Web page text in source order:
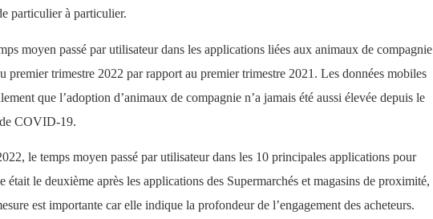
particulier à particulier.
moyen passé par utilisateur dans les applications liées aux animaux de compagnie
premier trimestre 2022 par rapport au premier trimestre 2021. Les données mobiles
que l’adoption d’animaux de compagnie n’a jamais été aussi élevée depuis le
COVID-19.
le temps moyen passé par utilisateur dans les 10 principales applications pour
était le deuxième après les applications des Supermarchés et magasins de proximité,
est importante car elle indique la profondeur de l’engagement des acheteurs.